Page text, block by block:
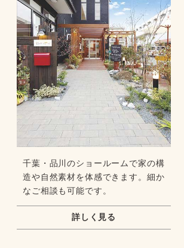
千葉・品川のショールームで家の構
造や自然素材を体感できます。細か
なご相談も可能です。
詳しく見る